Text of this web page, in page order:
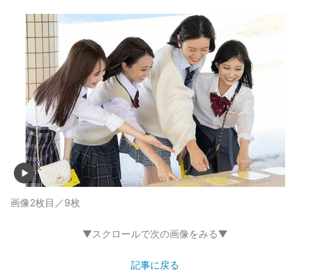
画像2枚目／9枚
▼スクロールで次の画像をみる▼
記事に戻る